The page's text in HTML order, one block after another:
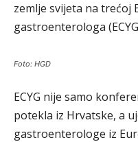
zemlje svijeta na trećoj
gastroenterologa
Foto: HGD
ECYG nije samo
potekla iz Hrvatske, a
gastroenterologe iz